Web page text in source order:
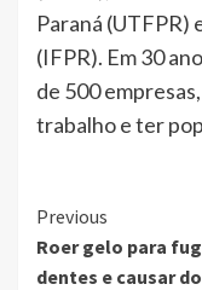
Paraná (UTFPR)
(IFPR). Em 30
de 500
trabalho e ter
Continue
Reading
Previous
Roer gelo para
dentes e causar